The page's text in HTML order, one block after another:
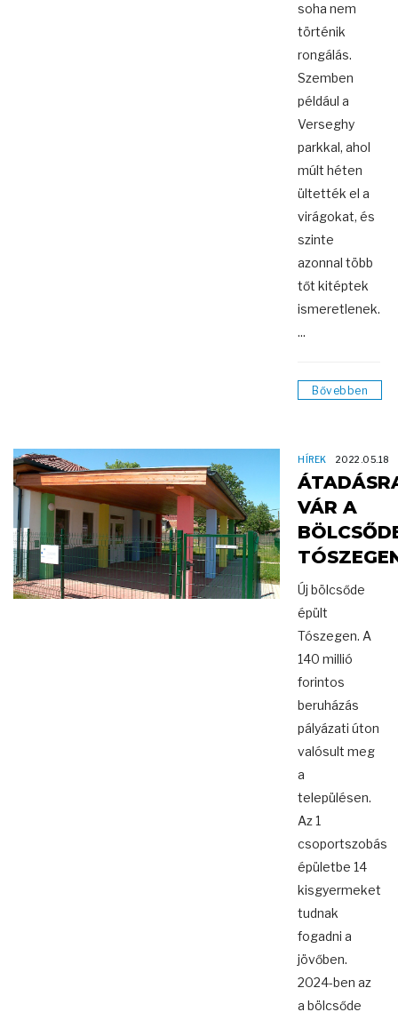
soha nem
történik
rongálás.
Szemben
például a
Verseghy
parkkal, ahol
múlt héten
ültették el a
virágokat, és
szinte
azonnal több
tőt kitéptek
ismeretlenek.
...
Bővebben
HÍREK 2022.05.18
VÁR A
Új bölcsőde
épült
Tószegen. A
140 millió
forintos
beruházás
pályázati úton
valósult meg
a
településen.
Az 1
csoportszobás
épületbe 14
kisgyermeket
tudnak
fogadni a
jövőben.
2024-ben az
a bölcsőde